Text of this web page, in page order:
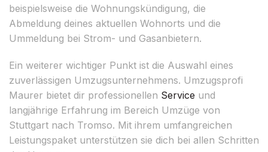
beispielsweise die Wohnungskündigung, die
Abmeldung deines aktuellen Wohnorts und die
Ummeldung bei Strom- und Gasanbietern.
Ein weiterer wichtiger Punkt ist die Auswahl eines
zuverlässigen Umzugsunternehmens. Umzugsprofi
Maurer bietet dir professionellen Service und
langjährige Erfahrung im Bereich Umzüge von
Stuttgart nach Tromso. Mit ihrem umfangreichen
Leistungspaket unterstützen sie dich bei allen Schritten